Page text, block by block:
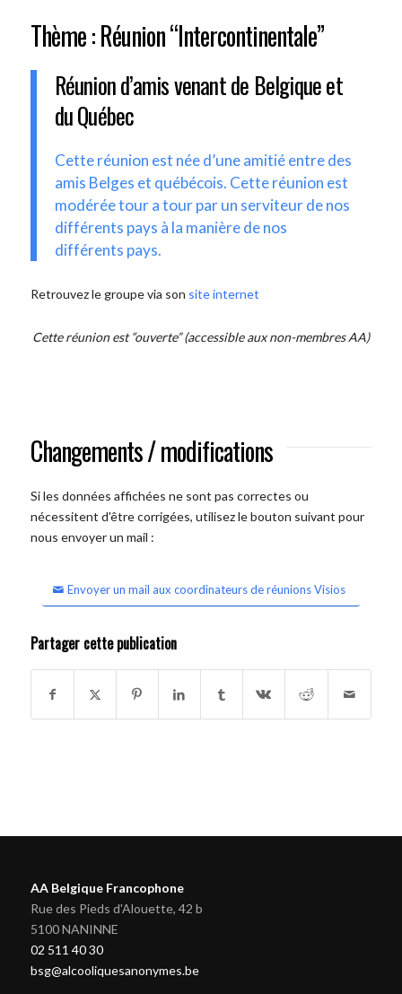
Thème : Réunion “Intercontinentale”
Réunion d’amis venant de Belgique et
du Québec
Cette réunion est née d’une amitié entre des
amis Belges et québécois. Cette réunion est
modérée tour a tour par un serviteur de nos
différents pays à la manière de nos
différents pays.
Retrouvez le groupe via son site internet
Cette réunion est “ouverte” (accessible aux non-membres AA)
Changements / modifications
Si les données affichées ne sont pas correctes ou
nécessitent d'être corrigées, utilisez le bouton suivant pour
nous envoyer un mail :
Envoyer un mail aux coordinateurs de réunions Visios
Partager cette publication
AA Belgique Francophone
Rue des Pieds d'Alouette, 42 b
5100 NANINNE
02 511 40 30
bsg@alcooliquesanonymes.be